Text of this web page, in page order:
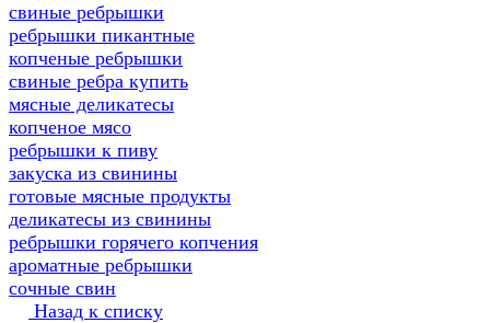
свиные ребрышки
ребрышки пикантные
копченые ребрышки
свиные ребра купить
мясные деликатесы
копченое мясо
ребрышки к пиву
закуска из свинины
готовые мясные продукты
деликатесы из свинины
ребрышки горячего копчения
ароматные ребрышки
сочные свин
Назад к списку